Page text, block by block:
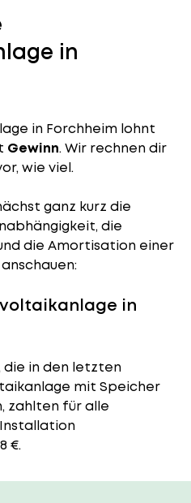
in
in Forchheim lohnt
Gewinn. Wir rechnen dir
wie viel.
ganz kurz die
die
die Amortisation einer
in
die in den letzten
mit Speicher
zahlten für alle
€.